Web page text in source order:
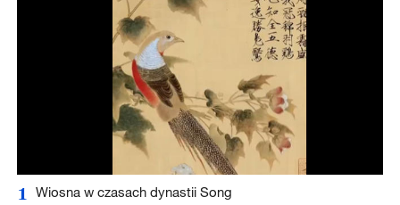
1 Wiosna w czasach dynastii Song